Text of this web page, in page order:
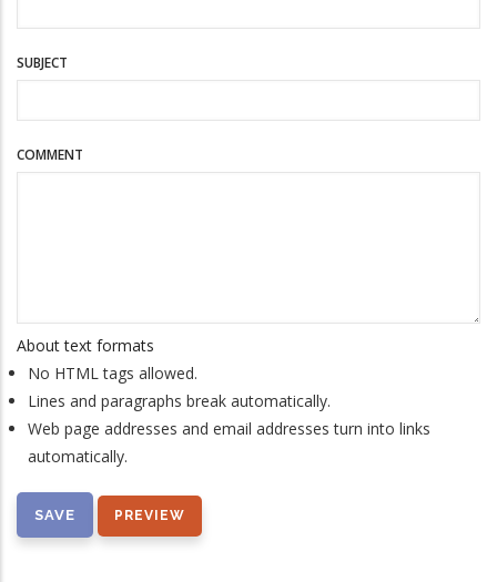
SUBJECT
COMMENT
About text formats
No HTML tags allowed.
Lines and paragraphs break automatically.
Web page addresses and email addresses turn into links
automatically.